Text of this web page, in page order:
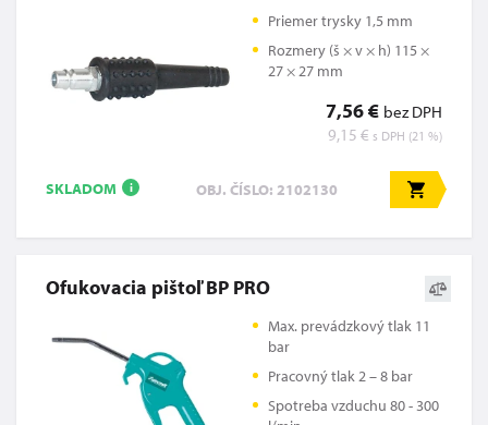
Priemer trysky 1,5 mm
Rozmery (š × v × h) 115 ×
27 × 27 mm
7,56 € bez DPH
9,15 € s DPH (21 %)
SKLADOM i OBJ. ČÍSLO: 2102130
Ofukovacia pištoľ BP PRO
Max. prevádzkový tlak 11
bar
Pracovný tlak 2 – 8 bar
Spotreba vzduchu 80 - 300